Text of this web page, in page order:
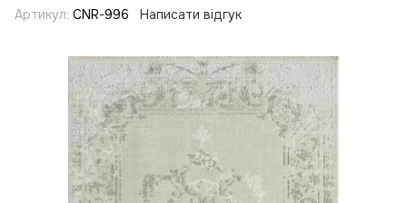
Артикул: CNR-996 Написати відгук